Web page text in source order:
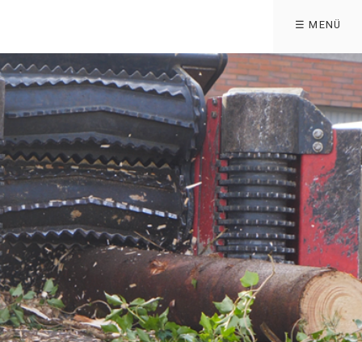
☰ MENÜ